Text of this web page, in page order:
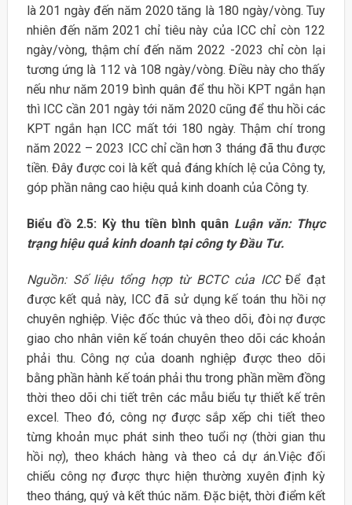
là 201 ngày đến năm 2020 tăng là 180 ngày/vòng. Tuy
nhiên đến năm 2021 chỉ tiêu này của ICC chỉ còn 122
ngày/vòng, thậm chí đến năm 2022 -2023 chỉ còn lại
tương ứng là 112 và 108 ngày/vòng. Điều này cho thấy
nếu như năm 2019 bình quân để thu hồi KPT ngắn hạn
thì ICC cần 201 ngày tới năm 2020 cũng để thu hồi các
KPT ngắn hạn ICC mất tới 180 ngày. Thậm chí trong
năm 2022 – 2023 ICC chỉ cần hơn 3 tháng đã thu được
tiền. Đây được coi là kết quả đáng khích lệ của Công ty,
góp phần nâng cao hiệu quả kinh doanh của Công ty.
Biểu đồ 2.5: Kỳ thu tiền bình quân Luận văn: Thực
trạng hiệu quả kinh doanh tại công ty Đầu Tư.
Nguồn: Số liệu tổng hợp từ BCTC của ICCĐể đạt
được kết quả này, ICC đã sử dụng kế toán thu hồi nợ
chuyên nghiệp. Việc đốc thúc và theo dõi, đòi nợ được
giao cho nhân viên kế toán chuyên theo dõi các khoản
phải thu. Công nợ của doanh nghiệp được theo dõi
bằng phần hành kế toán phải thu trong phần mềm đồng
thời theo dõi chi tiết trên các mẫu biểu tự thiết kế trên
excel. Theo đó, công nợ được sắp xếp chi tiết theo
từng khoản mục phát sinh theo tuổi nợ (thời gian thu
hồi nợ), theo khách hàng và theo cả dự án.Việc đối
chiếu công nợ được thực hiện thường xuyên định kỳ
theo tháng, quý và kết thúc năm. Đặc biệt, thời điểm kết